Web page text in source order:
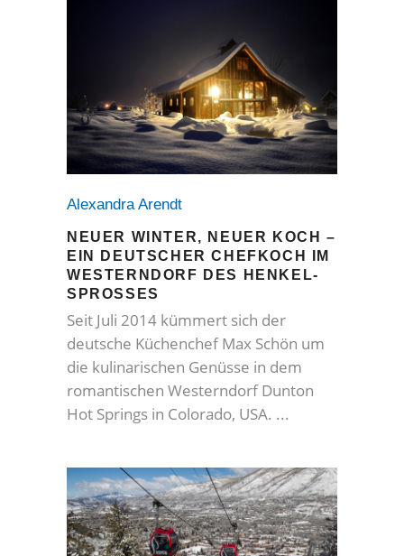
Alexandra Arendt
NEUER WINTER, NEUER KOCH –
EIN DEUTSCHER CHEFKOCH IM
WESTERNDORF DES HENKEL-
SPROSSES
Seit Juli 2014 kümmert sich der
deutsche Küchenchef Max Schön um
die kulinarischen Genüsse in dem
romantischen Westerndorf Dunton
Hot Springs in Colorado, USA.